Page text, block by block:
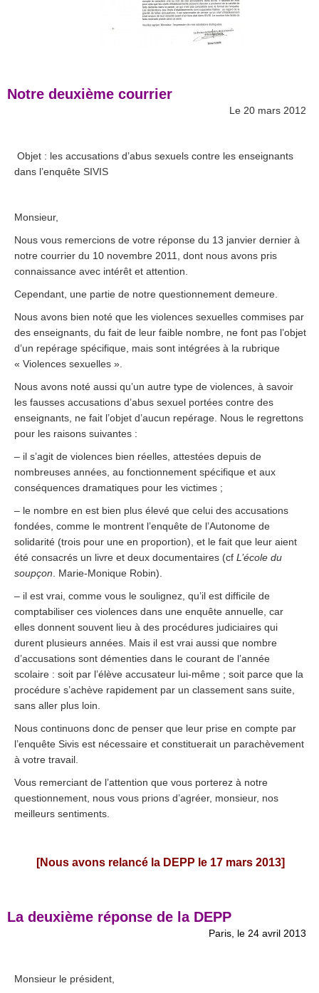
Notre deuxième courrier
Le 20 mars 2012
Objet : les accusations d’abus sexuels contre les enseignants
dans l’enquête SIVIS
Monsieur,
Nous vous remercions de votre réponse du 13 janvier dernier à
notre courrier du 10 novembre 2011, dont nous avons pris
connaissance avec intérêt et attention.
Cependant, une partie de notre questionnement demeure.
Nous avons bien noté que les violences sexuelles commises par
des enseignants, du fait de leur faible nombre, ne font pas l’objet
d’un repérage spécifique, mais sont intégrées à la rubrique
« Violences sexuelles ».
Nous avons noté aussi qu’un autre type de violences, à savoir
les fausses accusations d’abus sexuel portées contre des
enseignants, ne fait l’objet d’aucun repérage. Nous le regrettons
pour les raisons suivantes :
– il s’agit de violences bien réelles, attestées depuis de
nombreuses années, au fonctionnement spécifique et aux
conséquences dramatiques pour les victimes ;
– le nombre en est bien plus élevé que celui des accusations
fondées, comme le montrent l’enquête de l’Autonome de
solidarité (trois pour une en proportion), et le fait que leur aient
été consacrés un livre et deux documentaires (cf L’école du
soupçon . Marie-Monique Robin).
– il est vrai, comme vous le soulignez, qu’il est difficile de
comptabiliser ces violences dans une enquête annuelle, car
elles donnent souvent lieu à des procédures judiciaires qui
durent plusieurs années. Mais il est vrai aussi que nombre
d’accusations sont démenties dans le courant de l’année
scolaire : soit par l’élève accusateur lui-même ; soit parce que la
procédure s’achève rapidement par un classement sans suite,
sans aller plus loin.
Nous continuons donc de penser que leur prise en compte par
l’enquête Sivis est nécessaire et constituerait un parachèvement
à votre travail.
Vous remerciant de l’attention que vous porterez à notre
questionnement, nous vous prions d’agréer, monsieur, nos
meilleurs sentiments.
[Nous avons relancé la DEPP le 17 mars 2013]
La deuxième réponse de la DEPP
Paris, le 24 avril 2013
Monsieur le président,